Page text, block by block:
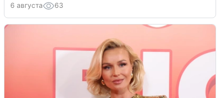
6 августа 63